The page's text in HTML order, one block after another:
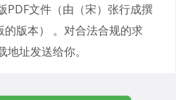
PDF文件（由（宋）张行成撰
版本） 。对合法合规的求
址发送给你。